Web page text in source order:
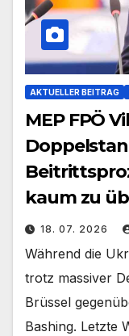
AKTUELLER BEITRAG
MEP FPÖ
kaum zu
18. 07. 2026
Während die
trotz massiver
Brüssel
Bashing. Letzte